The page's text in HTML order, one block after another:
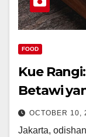
FOOD
Kue
Betawi
OCTOBER 10,
Jakarta,